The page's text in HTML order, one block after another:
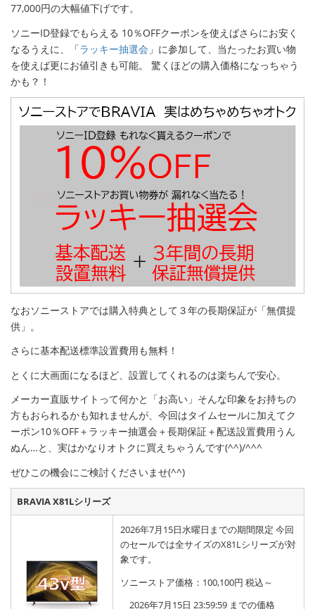
77,000円の大幅値下げです。
ソニーID登録でもらえる 10％OFFクーポンを使えばさらにお安く
なるうえに、「ラッキー抽選会 」に参加して、当たったお買い物
を使えば更にお値引きも可能。 驚くほどの購入価格になっちゃう
かも？！
なおソニーストアでは購入特典として３年の長期保証が「無償提
供」。
さらに基本配送標準設置費用も無料！
とくに大画面になるほど、設置してくれるのは楽ちんで安心。
メーカー直販サイトって何かと「お高い」そんな印象をお持ちの
方もおられるかも知れませんが、今回はタイムセールに加えてク
ーポン10％OFF＋ラッキー抽選会＋長期保証＋配送設置費用うん
ぬん…と、実はかなりオトクに買えちゃうんです(^^)/^^^
ぜひこの機会にご検討くださいませ(^^)
BRAVIA X81Lシリーズ
2026年7月15日水曜日までの期間限定 今回
のセールでは全サイズのX81Lシリーズが対
象です。
ソニーストア価格：100,100円 税込～
2026年7月15日 23:59:59 までの価格